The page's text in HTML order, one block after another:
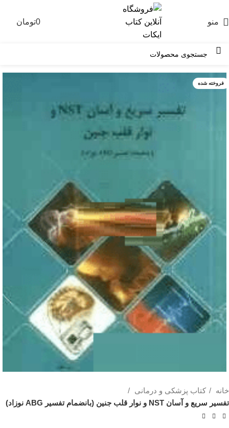
منو 0تومان
فروخته شده
خانه
کتاب پزشکی و درمانی
تفسیر سریع و آسان NST و نوار قلب جنین (بانضمام تفسیر ABG نوزاد)